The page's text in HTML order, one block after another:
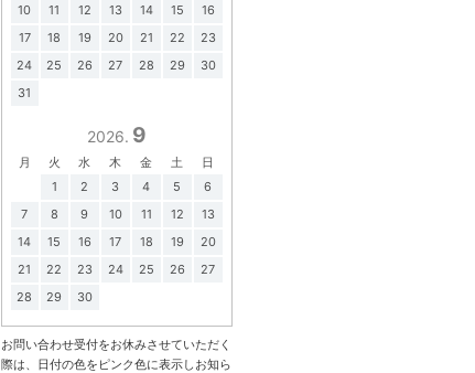
10
11 12 13 14 15
16
17
18 19 20 21 22
23
24
25 26 27 28 29
30
31
2026. 9
月 火 水 木 金 土
日
1
2 3 4 5
6
7
8 9 10 11 12
13
14
15 16 17 18 19
20
21
22 23 24 25 26
27
28
29 30
お問い合わせ受付をお休みさせていただく
際は、日付の色をピンク色に表示しお知ら